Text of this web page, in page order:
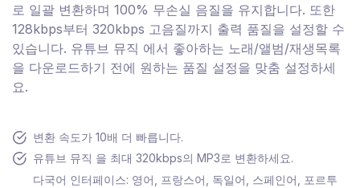
로 일괄 변환하며 100% 무손실 음질을 유지합니다. 또한
128kbps부터 320kbps 고음질까지 출력 품질을 설정할 수
있습니다. 유튜브 뮤직 에서 좋아하는 노래/앨범/재생목록
을 다운로드하기 전에 원하는 품질 설정을 맞춤 설정하세
요.
변환 속도가 10배 더 빠릅니다.
유튜브 뮤직 을 최대 320kbps의 MP3로 변환하세요.
다국어 인터페이스: 영어, 프랑스어, 독일어, 스페인어, 포르투